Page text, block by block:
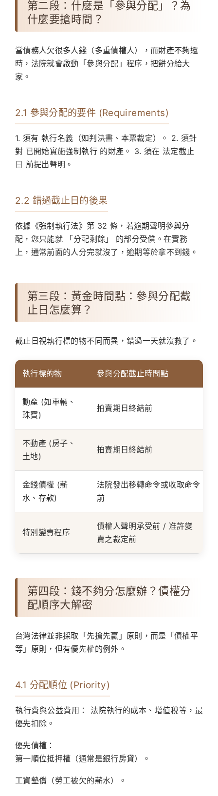
第二段：什麼是「參與分配」？為
什麼要搶時間？
當債務人欠很多人錢（多重債權人），而財產不夠還
時，法院就會啟動「參與分配」程序，把餅分給大
家。
2.1 參與分配的要件 (Requirements)
1. 須有 執行名義（如判決書、本票裁定）。 2. 須針
對 已開始實施強制執行 的財產。 3. 須在 法定截止
日 前提出聲明。
2.2 錯過截止日的後果
依據《強制執行法》第 32 條，若逾期聲明參與分
配，您只能就 「分配剩餘」 的部分受償。在實務
上，通常前面的人分完就沒了，逾期等於拿不到錢。
第三段：黃金時間點：參與分配截
止日怎麼算？
截止日視執行標的物不同而異，錯過一天就沒救了。
執行標的物 參與分配截止時間點
動產 (如車輛、
珠寶)
拍賣期日終結前
不動產 (房子、
土地)
拍賣期日終結前
金錢債權 (薪
水、存款)
法院發出移轉命令或收取命令
前
特別變賣程序
債權人聲明承受前 / 准許變
賣之裁定前
第四段：錢不夠分怎麼辦？債權分
配順序大解密
台灣法律並非採取「先搶先贏」原則，而是「債權平
等」原則，但有優先權的例外。
4.1 分配順位 (Priority)
執行費與公益費用：
法院執行的成本、增值稅等，最
優先扣除。
優先債權：
第一順位抵押權（通常是銀行房貸）。
工資墊償（勞工被欠的薪水）。